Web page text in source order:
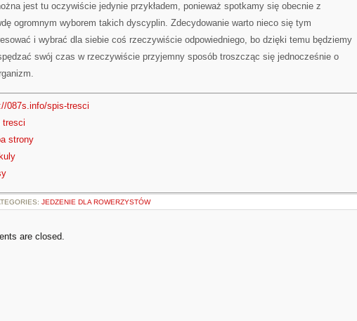
jest tu oczywiście jedynie przykładem, ponieważ spotkamy się obecnie z
ogromnym wyborem takich dyscyplin. Zdecydowanie warto nieco się tym
i wybrać dla siebie coś rzeczywiście odpowiedniego, bo dzięki temu będziemy
swój czas w rzeczywiście przyjemny sposób troszcząc się jednocześnie o
087s.info/spis-tresci
tresci
strony
JEDZENIE DLA ROWERZYSTÓW
are closed.